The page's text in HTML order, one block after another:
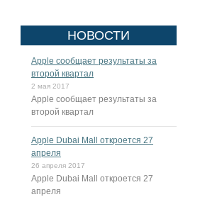
НОВОСТИ
Apple сообщает результаты за
второй квартал
2 мая 2017
Apple сообщает результаты за
второй квартал
Apple Dubai Mall откроется 27
апреля
26 апреля 2017
Apple Dubai Mall откроется 27
апреля